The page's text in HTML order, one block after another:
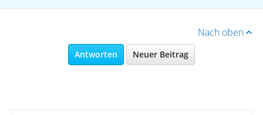
Nach oben
Antworten Neuer Beitrag